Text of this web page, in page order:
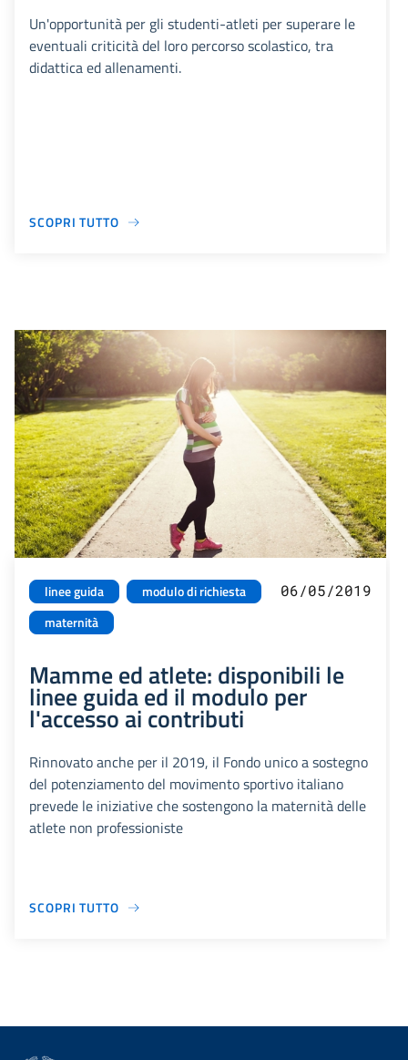
Un'opportunità per gli studenti-atleti per superare le
eventuali criticità del loro percorso scolastico, tra
didattica ed allenamenti.
SCOPRI TUTTO
linee guida
modulo di richiesta
maternità
06/05/2019
Mamme ed atlete: disponibili le
linee guida ed il modulo per
l'accesso ai contributi
Rinnovato anche per il 2019, il Fondo unico a sostegno
del potenziamento del movimento sportivo italiano
prevede le iniziative che sostengono la maternità delle
atlete non professioniste
SCOPRI TUTTO